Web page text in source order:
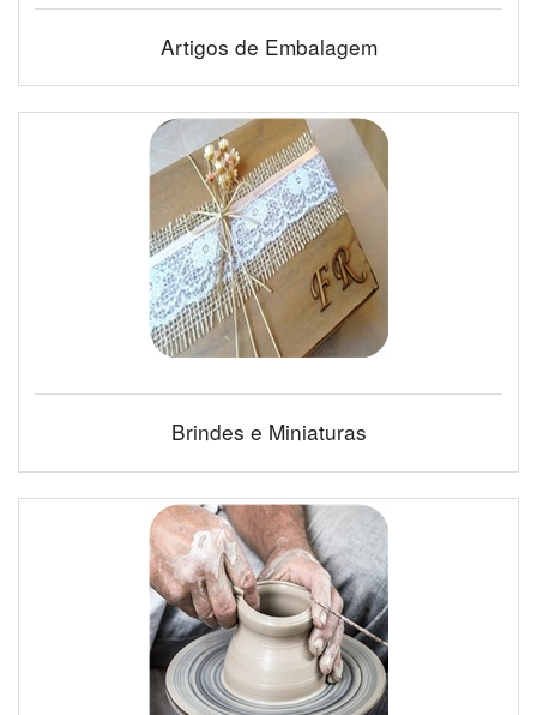
Artigos de Embalagem
Brindes e Miniaturas